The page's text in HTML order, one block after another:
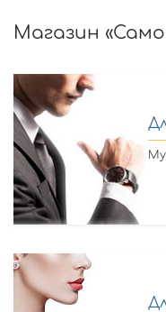
Магазин